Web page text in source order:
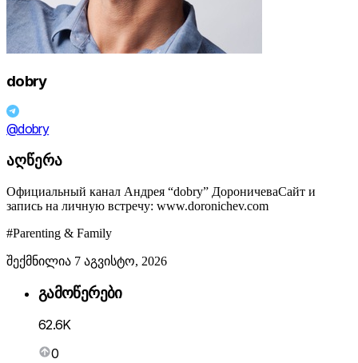
dobry
@dobry
აღწერა
Официальный канал Андрея “dobry” ДороничеваСайт и
запись на личную встречу: www.doronichev.com
#Parenting & Family
შექმნილია 7 აგვისტო, 2026
გამოწერები
62.6K
0